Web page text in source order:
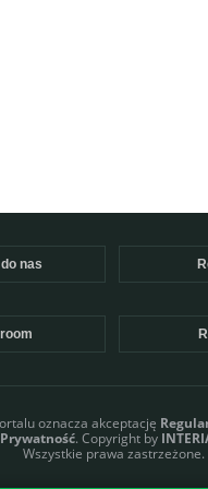
nas
oznacza akceptację
Prywatność. Copyright by
Wszystkie prawa zastrzeżone.